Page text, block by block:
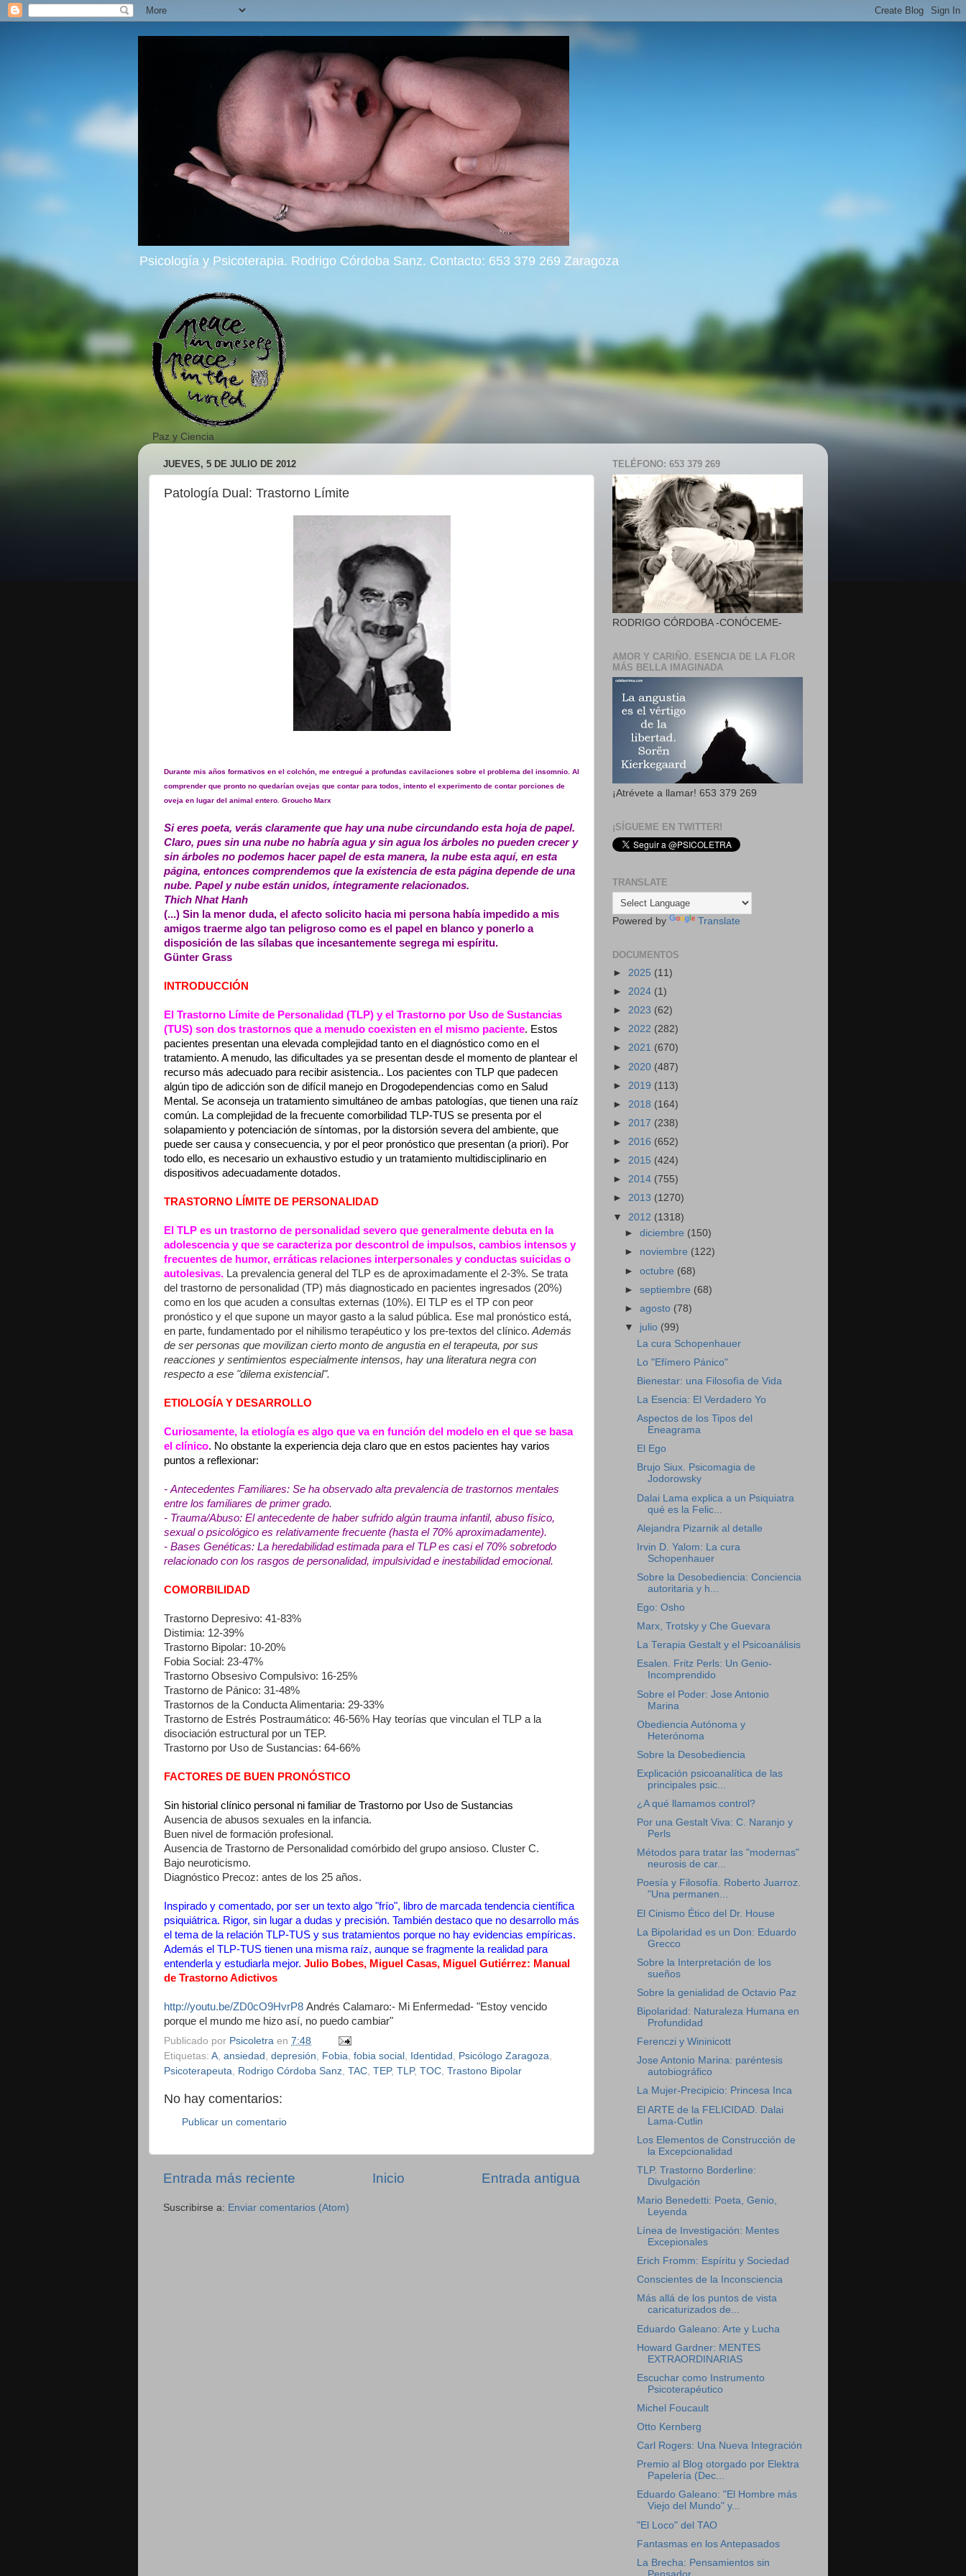
Psicología y Psicoterapia. Rodrigo Córdoba Sanz. Contacto: 653 379 269 Zaragoza
Paz y Ciencia
JUEVES, 5 DE JULIO DE 2012
Patología Dual: Trastorno Límite
Durante mis años formativos en el colchón, me entregué a profundas cavilaciones sobre el problema del insomnio. Al
comprender que pronto no quedarían ovejas que contar para todos, intento el experimento de contar porciones de
oveja en lugar del animal entero. Groucho Marx
Si eres poeta, verás claramente que hay una nube circundando esta hoja de papel.
Claro, pues sin una nube no habría agua y sin agua los árboles no pueden crecer y
sin árboles no podemos hacer papel de esta manera, la nube esta aquí, en esta
página, entonces comprendemos que la existencia de esta página depende de una
nube. Papel y nube están unidos, íntegramente relacionados.
Thich Nhat Hanh
(...) Sin la menor duda, el afecto solicito hacia mi persona había impedido a mis
amigos traerme algo tan peligroso como es el papel en blanco y ponerlo a
disposición de las sílabas que incesantemente segrega mi espíritu.
Günter Grass
INTRODUCCIÓN
El Trastorno Límite de Personalidad (TLP) y el Trastorno por Uso de Sustancias
(TUS) son dos trastornos que a menudo coexisten en el mismo paciente. Estos
pacientes presentan una elevada complejidad tanto en el diagnóstico como en el
tratamiento. A menudo, las dificultades ya se presentan desde el momento de plantear el
recurso más adecuado para recibir asistencia.. Los pacientes con TLP que padecen
algún tipo de adicción son de difícil manejo en Drogodependencias como en Salud
Mental. Se aconseja un tratamiento simultáneo de ambas patologías, que tienen una raíz
común. La complejidad de la frecuente comorbilidad TLP-TUS se presenta por el
solapamiento y potenciación de síntomas, por la distorsión severa del ambiente, que
puede ser causa y consecuencia, y por el peor pronóstico que presentan (a priori). Por
todo ello, es necesario un exhaustivo estudio y un tratamiento multidisciplinario en
dispositivos adecuadamente dotados.
TRASTORNO LÍMITE DE PERSONALIDAD
El TLP es un trastorno de personalidad severo que generalmente debuta en la
adolescencia y que se caracteriza por descontrol de impulsos, cambios intensos y
frecuentes de humor, erráticas relaciones interpersonales y conductas suicidas o
autolesivas. La prevalencia general del TLP es de aproximadamente el 2-3%. Se trata
del trastorno de personalidad (TP) más diagnosticado en pacientes ingresados (20%)
como en los que acuden a consultas externas (10%). El TLP es el TP con peor
pronóstico y el que supone un mayor gasto a la salud pública. Ese mal pronóstico está,
en parte, fundamentado por el nihilismo terapéutico y los pre-textos del clínico. Además
de ser personas que movilizan cierto monto de angustia en el terapeuta, por sus
reacciones y sentimientos especialmente intensos, hay una literatura negra con
respecto a ese "dilema existencial".
ETIOLOGÍA Y DESARROLLO
Curiosamente, la etiología es algo que va en función del modelo en el que se basa
el clínico. No obstante la experiencia deja claro que en estos pacientes hay varios
puntos a reflexionar:
- Antecedentes Familiares: Se ha observado alta prevalencia de trastornos mentales
entre los familiares de primer grado.
- Trauma/Abuso: El antecedente de haber sufrido algún trauma infantil, abuso físico,
sexual o psicológico es relativamente frecuente (hasta el 70% aproximadamente).
- Bases Genéticas: La heredabilidad estimada para el TLP es casi el 70% sobretodo
relacionado con los rasgos de personalidad, impulsividad e inestabilidad emocional.
COMORBILIDAD
Trastorno Depresivo: 41-83%
Distimia: 12-39%
Trastorno Bipolar: 10-20%
Fobia Social: 23-47%
Trastorno Obsesivo Compulsivo: 16-25%
Trastorno de Pánico: 31-48%
Trastornos de la Conducta Alimentaria: 29-33%
Trastorno de Estrés Postraumático: 46-56% Hay teorías que vinculan el TLP a la
disociación estructural por un TEP.
Trastorno por Uso de Sustancias: 64-66%
FACTORES DE BUEN PRONÓSTICO
Sin historial clínico personal ni familiar de Trastorno por Uso de Sustancias
Ausencia de abusos sexuales en la infancia.
Buen nivel de formación profesional.
Ausencia de Trastorno de Personalidad comórbido del grupo ansioso. Cluster C.
Bajo neuroticismo.
Diagnóstico Precoz: antes de los 25 años.
Inspirado y comentado, por ser un texto algo "frío", libro de marcada tendencia científica
psiquiátrica. Rigor, sin lugar a dudas y precisión. También destaco que no desarrollo más
el tema de la relación TLP-TUS y sus tratamientos porque no hay evidencias empíricas.
Además el TLP-TUS tienen una misma raíz, aunque se fragmente la realidad para
entenderla y estudiarla mejor. Julio Bobes, Miguel Casas, Miguel Gutiérrez: Manual
de Trastorno Adictivos
http://youtu.be/ZD0cO9HvrP8 Andrés Calamaro:- Mi Enfermedad- "Estoy vencido
porque el mundo me hizo así, no puedo cambiar"
Publicado por Psicoletra en 7:48
Etiquetas: A ansiedad depresión Fobia fobia social Identidad Psicólogo Zaragoza
Psicoterapeuta
Rodrigo Córdoba Sanz TAC TEP, TLP, TOC Trastono Bipolar
No hay comentarios:
Publicar un comentario
Entrada más reciente Entrada antigua
Inicio
Suscribirse a: Enviar comentarios (Atom)
TELÉFONO: 653 379 269
RODRIGO CÓRDOBA -CONÓCEME-
AMOR Y CARIÑO. ESENCIA DE LA FLOR
MÁS BELLA IMAGINADA
¡Atrévete a llamar! 653 379 269
¡SÍGUEME EN TWITTER!
TRANSLATE
Powered by Translate
DOCUMENTOS
► 2025 (11)
► 2024 (1)
► 2023 (62)
► 2022 (282)
► 2021 (670)
► 2020 (487)
► 2019 (113)
► 2018 (164)
► 2017 (238)
► 2016 (652)
► 2015 (424)
► 2014 (755)
► 2013 (1270)
▼ 2012 (1318)
►diciembre (150)
► noviembre (122)
►octubre (68)
►septiembre (68)
►agosto (78)
▼ julio (99)
La cura Schopenhauer
Lo "Efímero Pánico"
Bienestar: una Filosofìa de Vida
La Esencia: El Verdadero Yo
Aspectos de los Tipos del
Eneagrama
El Ego
Brujo Siux. Psicomagia de
Jodorowsky
Dalai Lama explica a un Psiquiatra
qué es la Felic...
Alejandra Pizarnik al detalle
Irvin D. Yalom: La cura
Schopenhauer
Sobre la Desobediencia: Conciencia
autoritaria y h...
Ego: Osho
Marx, Trotsky y Che Guevara
La Terapia Gestalt y el Psicoanálisis
Esalen. Fritz Perls: Un Genio-
Incomprendido
Sobre el Poder: Jose Antonio
Marina
Obediencia Autónoma y
Heterónoma
Sobre la Desobediencia
Explicación psicoanalítica de las
principales psic...
¿A qué llamamos control?
Por una Gestalt Viva: C. Naranjo y
Perls
Métodos para tratar las "modernas"
neurosis de car...
Poesía y Filosofía. Roberto Juarroz.
"Una permanen...
El Cinismo Ético del Dr. House
La Bipolaridad es un Don: Eduardo
Grecco
Sobre la Interpretación de los
sueños
Sobre la genialidad de Octavio Paz
Bipolaridad: Naturaleza Humana en
Profundidad
Ferenczi y Wininicott
Jose Antonio Marina: paréntesis
autobiográfico
La Mujer-Precipicio: Princesa Inca
El ARTE de la FELICIDAD. Dalai
Lama-Cutlin
Los Elementos de Construcción de
la Excepcionalidad
TLP. Trastorno Borderline:
Divulgación
Mario Benedetti: Poeta, Genio,
Leyenda
Línea de Investigación: Mentes
Excepionales
Erich Fromm: Espíritu y Sociedad
Conscientes de la Inconsciencia
Más allá de los puntos de vista
caricaturizados de...
Eduardo Galeano: Arte y Lucha
Howard Gardner: MENTES
EXTRAORDINARIAS
Escuchar como Instrumento
Psicoterapéutico
Michel Foucault
Otto Kernberg
Carl Rogers: Una Nueva Integración
Premio al Blog otorgado por Elektra
Papelería (Dec...
Eduardo Galeano: "El Hombre más
Viejo del Mundo" y...
"El Loco" del TAO
Fantasmas en los Antepasados
La Brecha: Pensamientos sin